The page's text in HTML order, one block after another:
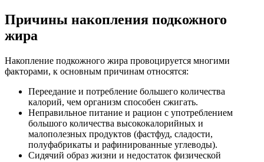
Причины накопления подкожного
жира
Накопление подкожного жира провоцируется многими
факторами, к основным причинам относятся:
Переедание и потребление большего количества
калорий, чем организм способен сжигать.
Неправильное питание и рацион с употреблением
большого количества высококалорийных и
малополезных продуктов (фастфуд, сладости,
полуфабрикаты и рафинированные углеводы).
Сидячий образ жизни и недостаток физической